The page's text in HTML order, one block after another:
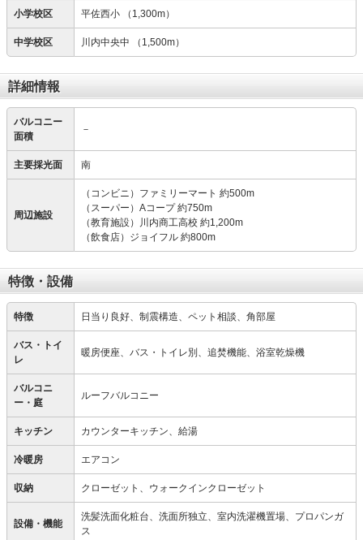
小学校区 平佐西小 （1,300m）
中学校区 川内中央中 （1,500m）
詳細情報
バルコニー
面積
－
主要採光面 南
周辺施設
（コンビニ）ファミリーマート 約500m
（スーパー）Aコープ 約750m
（教育施設）川内商工高校 約1,200m
（飲食店）ジョイフル 約800m
特徴・設備
特徴 日当り良好、制震構造、ペット相談、角部屋
バス・トイ
レ
暖房便座、バス・トイレ別、追焚機能、浴室乾燥機
バルコニ
ー・庭
ルーフバルコニー
キッチン カウンターキッチン、給湯
冷暖房 エアコン
収納 クローゼット、ウォークインクローゼット
設備・機能
洗髪洗面化粧台、洗面所独立、室内洗濯機置場、プロパンガ
ス